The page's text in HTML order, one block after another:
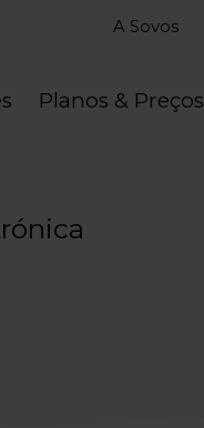
A Sovos
Planos & Preços